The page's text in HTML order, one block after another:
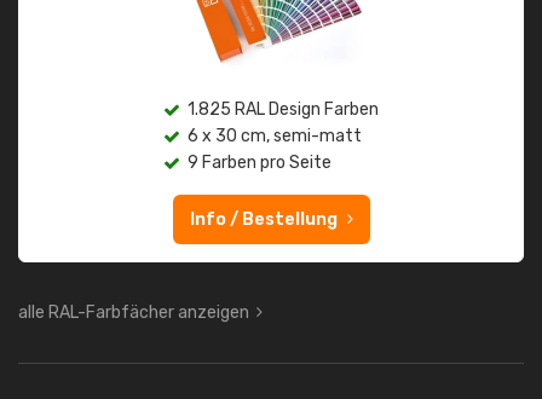
1.825 RAL Design Farben
6 x 30 cm, semi-matt
9 Farben pro Seite
Info / Bestellung
alle RAL-Farbfächer anzeigen